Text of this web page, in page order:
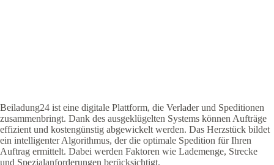
Beiladung24 ist eine digitale Plattform, die Verlader und Speditionen
zusammenbringt. Dank des ausgeklügelten Systems können Aufträge
effizient und kostengünstig abgewickelt werden. Das Herzstück bildet
ein intelligenter Algorithmus, der die optimale Spedition für Ihren
Auftrag ermittelt. Dabei werden Faktoren wie Lademenge, Strecke
und Spezialanforderungen berücksichtigt.